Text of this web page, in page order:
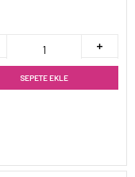
SEPETE EKLE